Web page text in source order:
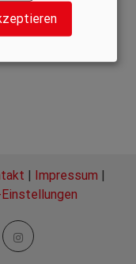
| Impressum |